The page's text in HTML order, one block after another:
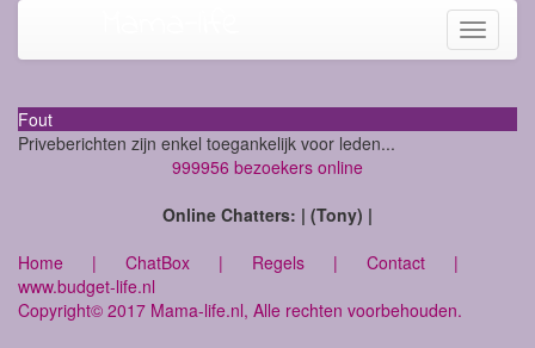
Toggle
Fout
Priveberichten zijn enkel toegankelijk voor leden...
999956 bezoekers online
Online Chatters: | (Tony) |
Home | ChatBox | Regels | Contact |
www.budget-life.nl
Copyright© 2017 Mama-life.nl, Alle rechten voorbehouden.